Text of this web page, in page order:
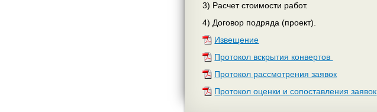
3) Расчет стоимости работ.
4) Договор подряда (проект).
Извещение
Протокол вскрытия конвертов
Протокол рассмотрения заявок
Протокол оценки и сопоставления заявок